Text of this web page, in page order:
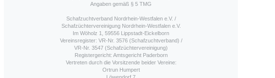
Angaben gemäß § 5 TMG
Schafzuchtverband Nordrhein-Westfalen e.V. /
Schafzüchtervereinigung Nordrhein-Westfalen e.V.
Im Wöholz 1, 59556 Lippstadt-Eickelborn
Vereinsregister: VR-Nr. 3576 (Schafzuchtverband) /
VR-Nr. 3547 (Schafzüchtervereinigung)
Registergericht: Amtsgericht Paderborn
Vertreten durch die Vorsitzende beider Vereine:
Ortrun Humpert